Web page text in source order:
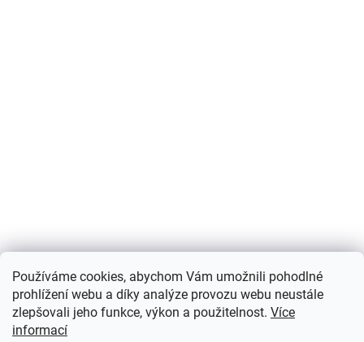
Používáme cookies, abychom Vám umožnili pohodlné
prohlížení webu a díky analýze provozu webu neustále
zlepšovali jeho funkce, výkon a použitelnost. Více
informací